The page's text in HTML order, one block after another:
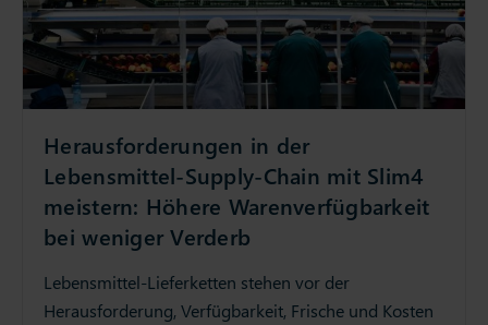
Herausforderungen in der
Lebensmittel-Supply-Chain mit Slim4
meistern: Höhere Warenverfügbarkeit
bei weniger Verderb
Lebensmittel-Lieferketten stehen vor der
Herausforderung, Verfügbarkeit, Frische und Kosten